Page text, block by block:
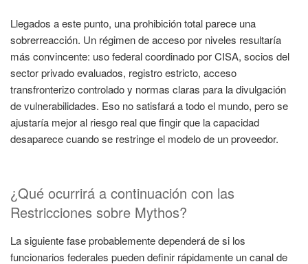
Llegados a este punto, una prohibición total parece una
sobrerreacción. Un régimen de acceso por niveles resultaría
más convincente: uso federal coordinado por CISA, socios del
sector privado evaluados, registro estricto, acceso
transfronterizo controlado y normas claras para la divulgación
de vulnerabilidades. Eso no satisfará a todo el mundo, pero se
ajustaría mejor al riesgo real que fingir que la capacidad
desaparece cuando se restringe el modelo de un proveedor.
¿Qué ocurrirá a continuación con las
Restricciones sobre Mythos?
La siguiente fase probablemente dependerá de si los
funcionarios federales pueden definir rápidamente un canal de